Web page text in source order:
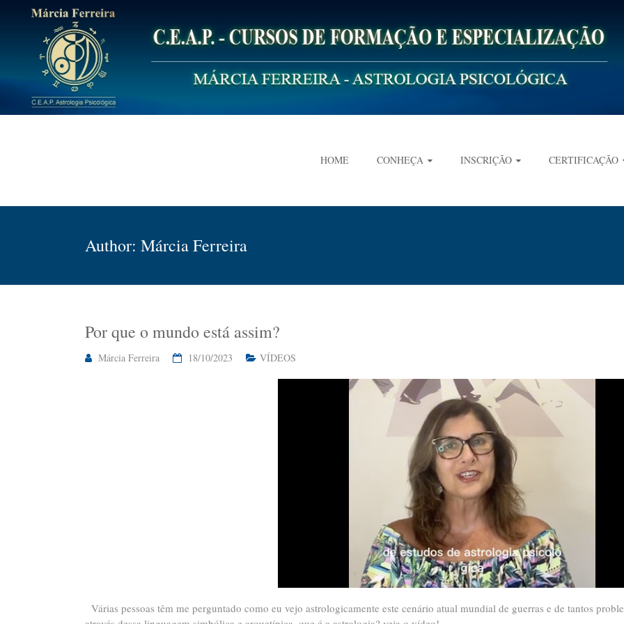
HOME CONHEÇA INSCRIÇÃO CERTIFICAÇÃO
Author: Márcia Ferreira
Por que o mundo está assim?
Márcia Ferreira 18/10/2023 VÍDEOS
Várias pessoas têm me perguntado como eu vejo astrologicamente este cenário atual mundial de guerras e de tantos